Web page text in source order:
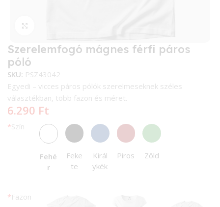
Szerelemfogó mágnes férfi páros
póló
SKU: PSZ43042
Egyedi – vicces páros pólók szerelmeseknek széles
választékban, több fazon és méret.
6.290 Ft
*Szín
Fehé
r
Feke
te
Királ
ykék
Piros Zöld
*Fazon